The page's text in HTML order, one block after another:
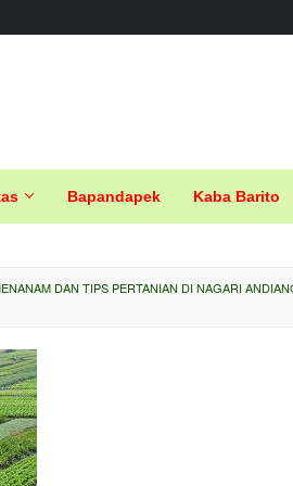
Bapandapek Kaba Barito
DAN TIPS PERTANIAN DI NAGARI